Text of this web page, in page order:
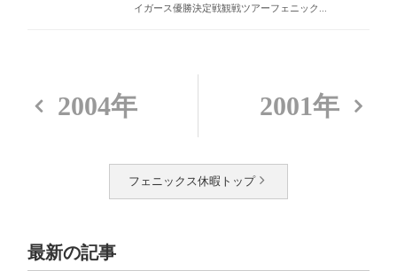
イガース優勝決定戦観戦ツアーフェニック...
2004年 2001年
フェニックス休暇トップ
最新の記事